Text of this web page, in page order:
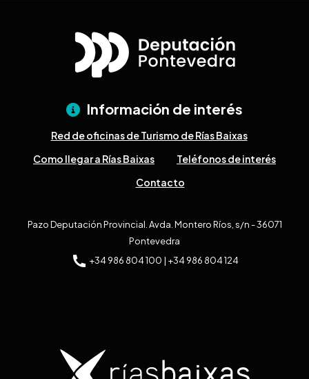
Información de interés
Red de oficinas de Turismo de Rías Baixas
Como llegar a Rías Baixas
Teléfonos de interés
Contacto
Pazo Deputación Provincial. Avda. Montero Ríos, s/n - 36071
Pontevedra
+34 986 804 100 | +34 986 804 124